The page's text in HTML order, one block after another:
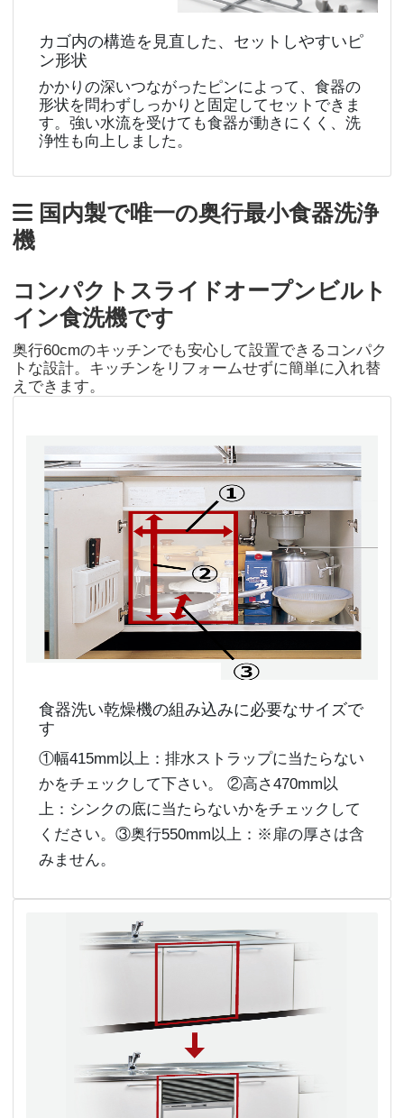
カゴ内の構造を見直した、セットしやすいピ
ン形状
かかりの深いつながったピンによって、食器の
形状を問わずしっかりと固定してセットできま
す。強い水流を受けても食器が動きにくく、洗
浄性も向上しました。
国内製で唯一の奥行最小食器洗浄
機
コンパクトスライドオープンビルト
イン食洗機です
奥行60cmのキッチンでも安心して設置できるコンパク
トな設計。キッチンをリフォームせずに簡単に入れ替
えできます。
食器洗い乾燥機の組み込みに必要なサイズで
す
①幅415mm以上：排水ストラップに当たらない
かをチェックして下さい。 ②高さ470mm以
上：シンクの底に当たらないかをチェックして
ください。③奥行550mm以上：※扉の厚さは含
みません。